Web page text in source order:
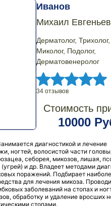
Иванов
Михаил
Дерматолог, Трихолог,
Миколог, Подолог,
Дерматовенеролог
34 отзывов
Стоимость
10000
диагностикой и лечение
ногтей, волосистой части
себорея, микозов, лишая,
(угрей) и др. Владеет методами
поражений. Подбирает
для лечения микоза.
заболеваний на стопах и
обработку и удаление вросших
стопами.